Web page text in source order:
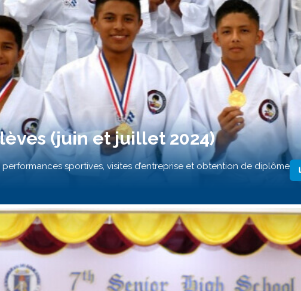
(juin et juillet 2024)
sportives, visites d’entreprise et obtention de diplôme